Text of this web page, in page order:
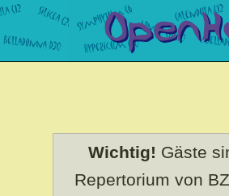
Wichtig! Gäste
Repertorium von